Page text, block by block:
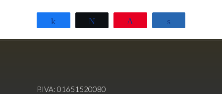
P.IVA: 01651520080